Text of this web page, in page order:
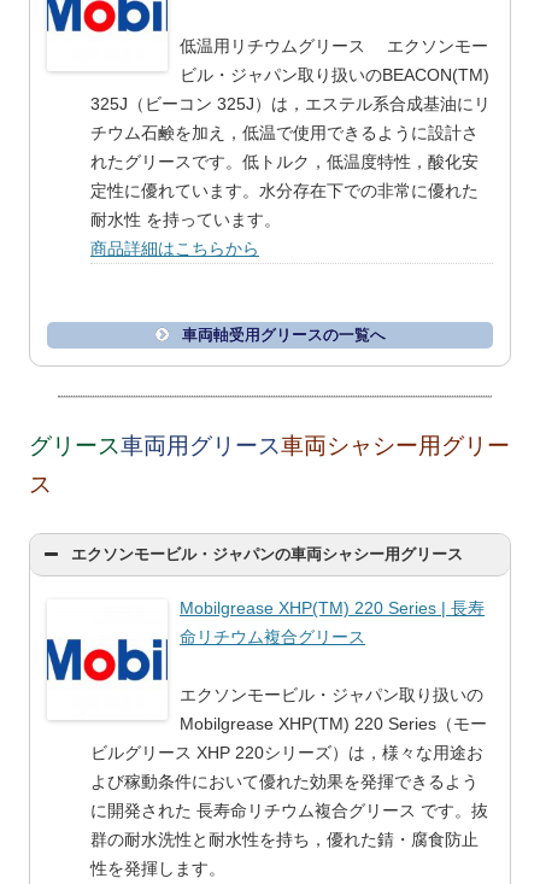
低温用リチウムグリース エクソンモー
ビル・ジャパン取り扱いのBEACON(TM)
325J（ビーコン 325J）は，エステル系合成基油にリ
チウム石鹸を加え，低温で使用できるように設計さ
れたグリースです。低トルク，低温度特性，酸化安
定性に優れています。水分存在下での非常に優れた
耐水性 を持っています。
商品詳細はこちらから
車両軸受用グリースの一覧へ
グリース車両用グリース車両シャシー用グリー
ス
エクソンモービル・ジャパンの車両シャシー用グリース
Mobilgrease XHP(TM) 220 Series | 長寿
命リチウム複合グリース
エクソンモービル・ジャパン取り扱いの
Mobilgrease XHP(TM) 220 Series（モー
ビルグリース XHP 220シリーズ）は，様々な用途お
よび稼動条件において優れた効果を発揮できるよう
に開発された 長寿命リチウム複合グリース です。抜
群の耐水洗性と耐水性を持ち，優れた錆・腐食防止
性を発揮します。